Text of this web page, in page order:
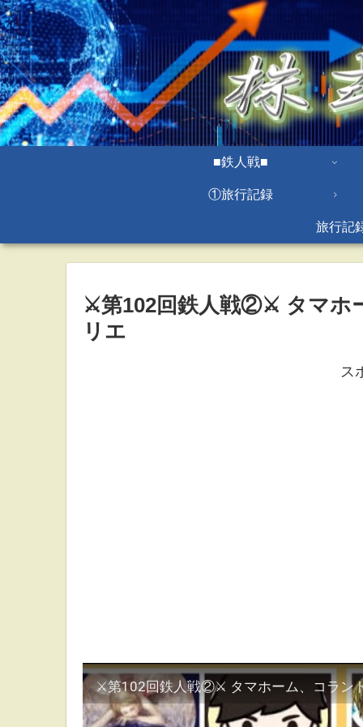
■鉄人戦■
①旅行記録
旅行記
⚔第102回鉄人戦②⚔ タマホ
リエ
ス
⚔第102回鉄人戦②⚔ タマホーム、コラン